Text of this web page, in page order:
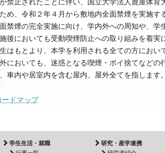
禁止されたことに伴い、国立大学法人鹿屋体
め、令和２年４月から敷地内全面禁煙を実施す
禁煙の完全実施に向け、学内外への周知や、
後においても受動喫煙防止への取り組みを着実
はもとより、本学を利用される全ての方にお
においても、迷惑となる喫煙・ポイ捨てなどの
車内や居室内を含む屋内、屋外全てを指します
ードマップ
学生生活・就職
研究・産学連携